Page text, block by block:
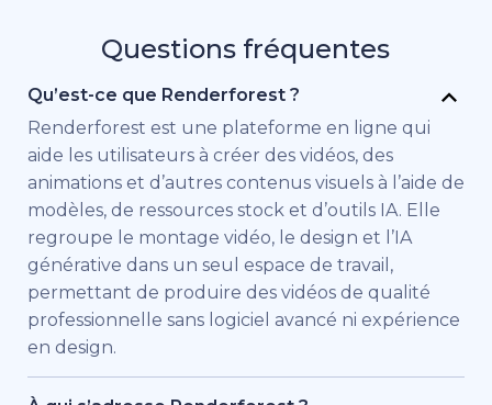
Questions fréquentes
Qu’est-ce que Renderforest ?
Renderforest est une plateforme en ligne qui
aide les utilisateurs à créer des vidéos, des
animations et d’autres contenus visuels à l’aide de
modèles, de ressources stock et d’outils IA. Elle
regroupe le montage vidéo, le design et l’IA
générative dans un seul espace de travail,
permettant de produire des vidéos de qualité
professionnelle sans logiciel avancé ni expérience
en design.